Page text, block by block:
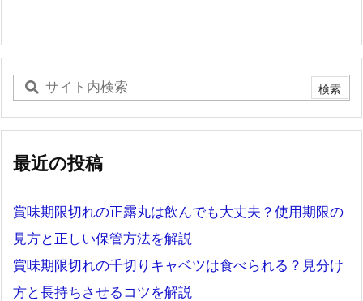
最近の投稿
賞味期限切れの正露丸は飲んでも大丈夫？使用期限の
見方と正しい保管方法を解説
賞味期限切れの千切りキャベツは食べられる？見分け
方と長持ちさせるコツを解説